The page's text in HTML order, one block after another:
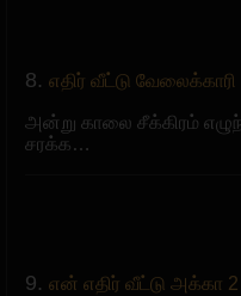
8. எதிர் வீட்டு வேலைக்காரி
அன்று காலை சீக்கிரம்
சரக்க…
9. என் எதிர் வீட்டு அக்கா 2